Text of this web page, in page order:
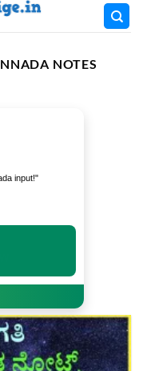
NOTES
input!"